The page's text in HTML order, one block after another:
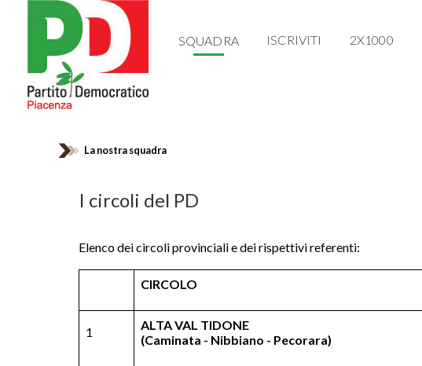
SQUADRA ISCRIVITI 2X1000
La nostra squadra
I circoli del PD
Elenco dei circoli provinciali e dei rispettivi referenti:
CIRCOLO
1
ALTA VAL TIDONE
(Caminata - Nibbiano - Pecorara)